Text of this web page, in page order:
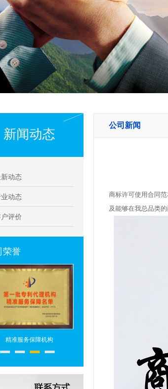
新闻动态
动态
动态
评价
荣誉
精准服务保障机构
公司新闻
商标许可使用合同
及能够在我总品类